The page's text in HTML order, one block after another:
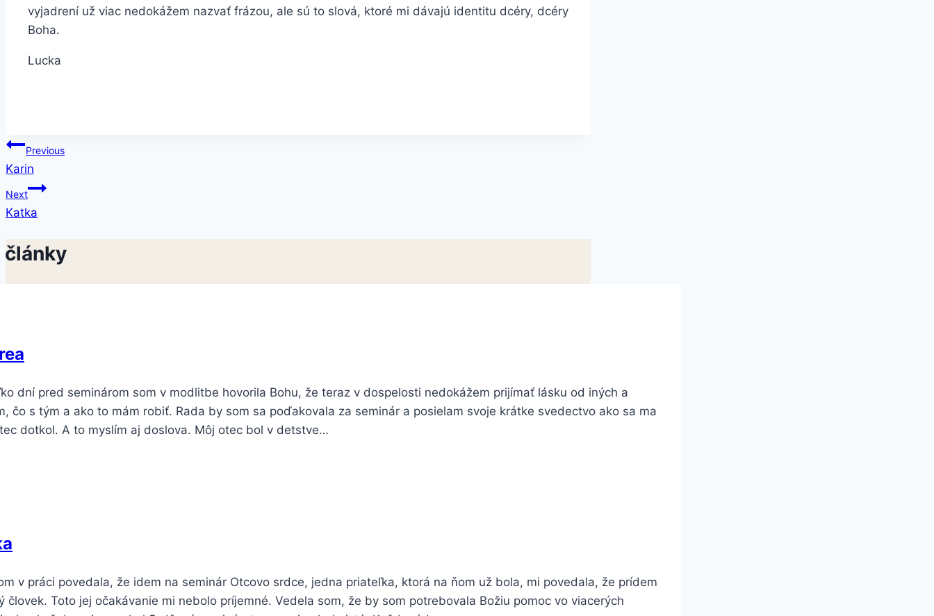
vyjadrení už viac nedokážem nazvať frázou, ale sú to slová, ktoré mi dávajú identitu dcéry, dcéry
Boha.
Lucka
Navigácia
v
článku
Previous
Karin
Next
Katka
články
dní pred seminárom som v modlitbe hovorila Bohu, že teraz v dospelosti nedokážem prijímať lásku od iných a
čo s tým a ako to mám robiť. Rada by som sa poďakovala za seminár a posielam svoje krátke svedectvo ako sa ma
dotkol. A to myslím aj doslova. Môj otec bol v detstve…
v práci povedala, že idem na seminár Otcovo srdce, jedna priateľka, ktorá na ňom už bola, mi povedala, že prídem
človek. Toto jej očakávanie mi nebolo príjemné. Vedela som, že by som potrebovala Božiu pomoc vo viacerých